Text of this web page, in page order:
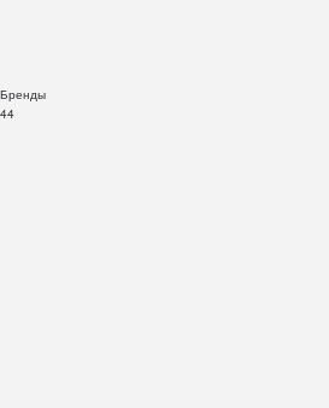
Бренды
44